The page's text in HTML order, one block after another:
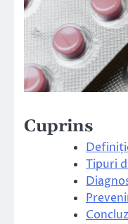
Cuprins
Tipuri